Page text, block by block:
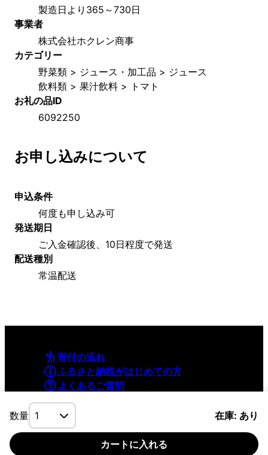
数量 在庫: あり
カートに入れる
製造日より365～730日
事業者
株式会社ホクレン商事
カテゴリー
野菜類 > ジュース・加工品 > ジュース
飲料類 > 果汁飲料 > トマト
お礼の品ID
6092250
お申し込みについて
申込条件
何度も申し込み可
発送期日
ご入金確認後、10日程度で発送
配送種別
常温配送
寄付の流れ
ふるさと納税がはじめての方
よくあるご質問
利用規約
プライバシーポリシー
©YAMAPInc. ALL RIGHTS RESERVED.